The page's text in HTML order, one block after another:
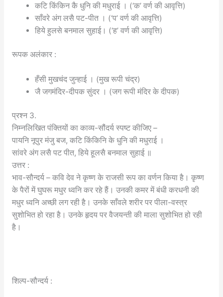
कटि किंकिन कै धुनि की मधुराई । (‘क’ वर्ण की आवृत्ति)
साँवरे अंग लसै पट-पीत । (‘प’ वर्ण की आवृत्ति)
हिये हुलसे बनमाल सुहाई। (‘ह’ वर्ण की आवृत्ति)
रूपक अलंकार :
हँसी मुखचंद जुन्हाई । (मुख रूपी चंद्र)
जै जगमंदिर-दीपक सुंदर । (जग रूपी मंदिर के दीपक)
प्रश्न 3.
निम्नलिखित पंक्तियों का काव्य-सौंदर्य स्पष्ट कीजिए –
पायनि नूपुर मंजु बज, कटि किंकिनि के धुनि की मधुराई ।
सांवरे अंग लसै पट पीत, हिये हूलसै बनमाल सुहाई ॥
उत्तर :
भाव-सौन्दर्य – कवि देव ने कृष्ण के राजसी रूप का वर्णन किया है। कृष्ण
के पैरों में घुघरू मधुर ध्वनि कर रहे हैं। उनकी कमर में बंधी करधनी की
मधुर ध्वनि अच्छी लग रही है। उनके साँवले शरीर पर पीला-वस्त्र
सुशोभित हो रहा है। उनके हृदय पर वैजयन्ती की माला सुशोभित हो रही
है।
शिल्प-सौन्दर्य :